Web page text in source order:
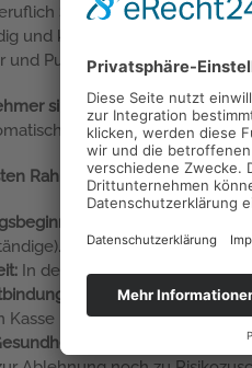
Selbstständige, die
und kurzzeitig Beschäftigte
und Publizisten, die nach dem
sind Wahltarife
GKV-Krankengeld.
Rahmenbedingungen im
Je nach Tarif ab dem
In der Regel drei Monate
Gesetzlich
Kasse ist in dieser Zeit
Der